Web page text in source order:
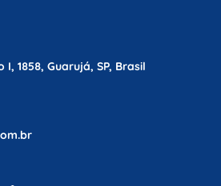
1858, Guarujá, SP, Brasil